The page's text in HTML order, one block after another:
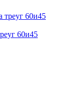
60и45